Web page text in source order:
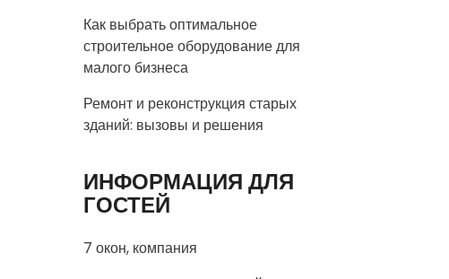
Как выбрать оптимальное
строительное оборудование для
малого бизнеса
Ремонт и реконструкция старых
зданий: вызовы и решения
ИНФОРМАЦИЯ ДЛЯ
ГОСТЕЙ
7 окон, компания